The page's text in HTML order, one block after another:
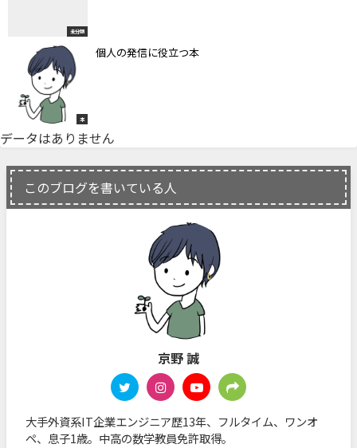
未分類
本
個人の発信に役立つ本
データはありません
このブログを書いている人
京野 誠
大手外資系IT企業エンジニア歴13年、フルタイム、ワンオ
ペ、息子1歳。中高の数学教員免許取得。